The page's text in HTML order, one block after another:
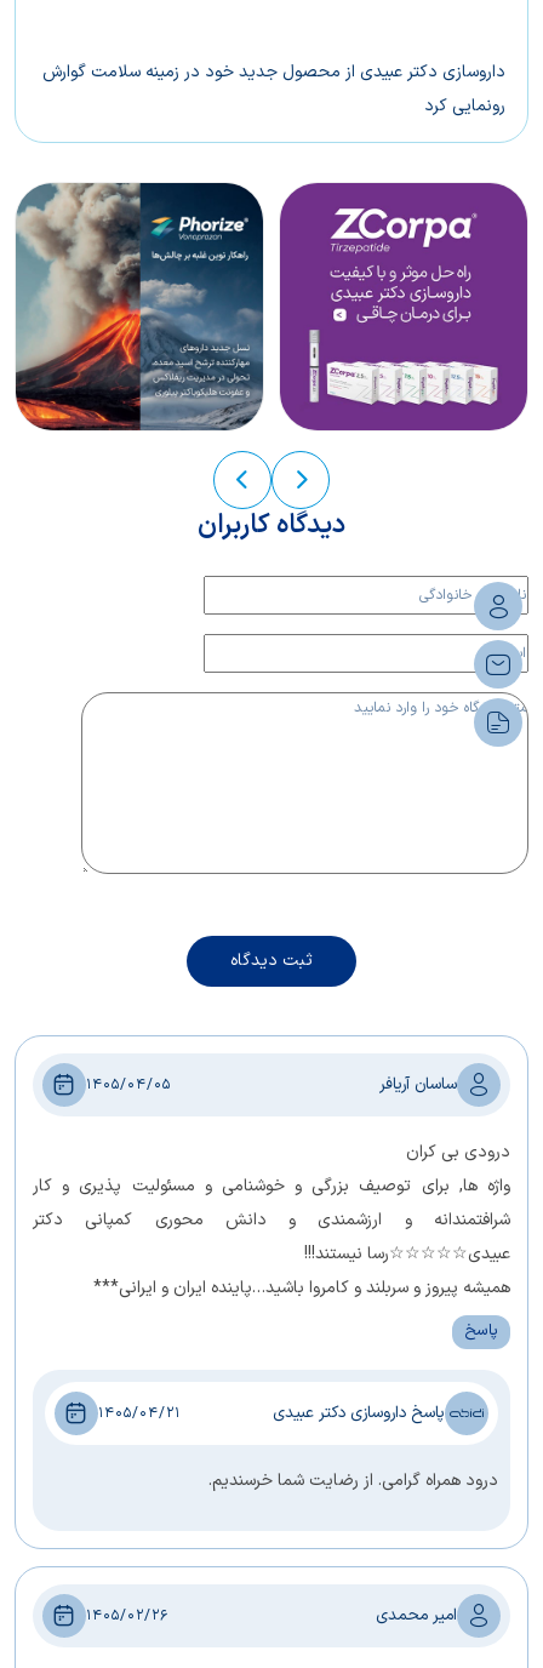
داروسازی دکتر عبیدی از محصول جدید خود در زمینه سلامت گوارش
رونمایی کرد
بتالیف(®Betalief) راهکاری سریع و پایدار برای کنترل علائم ریفلاکس
دیدگاه کاربران
ثبت دیدگاه
ساسان آریافر 1405/04/05
درودی بی کران
واژه ها, برای توصیف بزرگی و خوشنامی و مسئولیت پذیری و کار
شرافتمندانه و ارزشمندی و دانش محوری کمپانی دکتر
عبیدی☆☆☆☆☆رسا نیستند!!!
همیشه پیروز و سربلند و کامروا باشید…پاینده ایران و ایرانی***
پاسخ
پاسخ داروسازی دکتر عبیدی 1405/04/21
درود همراه گرامی. از رضایت شما خرسندیم.
امیر محمدی 1405/02/26